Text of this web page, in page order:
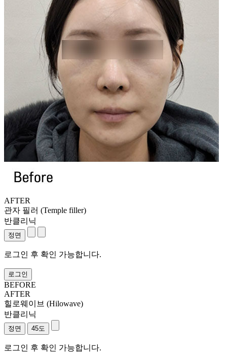
AFTER
관자 필러 (Temple filler)
반클리닉
로그인 후 확인 가능합니다.
로그인
BEFORE
AFTER
힐로웨이브 (Hilowave)
반클리닉
로그인 후 확인 가능합니다.